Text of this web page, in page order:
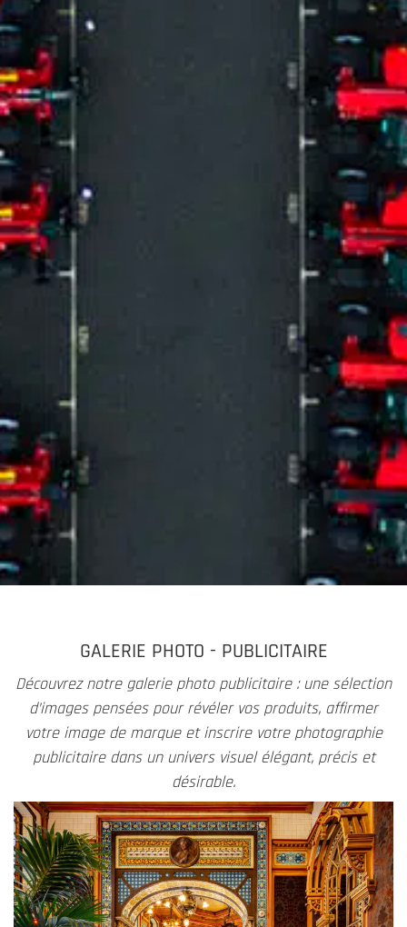
GALERIE PHOTO - PUBLICITAIRE
Découvrez notre galerie photo publicitaire : une sélection
d’images pensées pour révéler vos produits, affirmer
votre image de marque et inscrire votre photographie
publicitaire dans un univers visuel élégant, précis et
désirable.